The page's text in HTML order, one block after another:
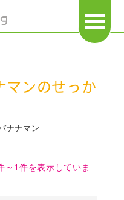
マンのせっか
ナナマン
～1件を表示していま